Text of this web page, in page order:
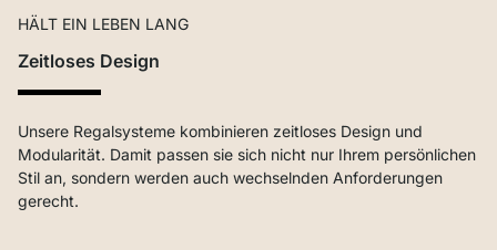
HÄLT EIN LEBEN LANG
Zeitloses Design
Unsere Regalsysteme kombinieren zeitloses Design und
Modularität. Damit passen sie sich nicht nur Ihrem persönlichen
Stil an, sondern werden auch wechselnden Anforderungen
gerecht.